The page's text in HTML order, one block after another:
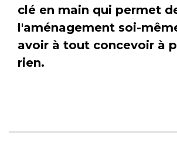
clé en main qui permet
l'aménagement soi-
avoir à tout concevoir à
rien.